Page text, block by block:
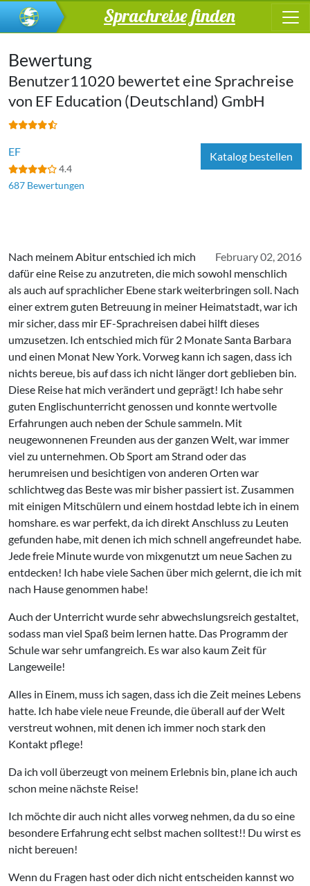
Sprachreise finden
Bewertung
Benutzer11020 bewertet eine Sprachreise
von EF Education (Deutschland) GmbH
EF
4.4
687 Bewertungen
Katalog bestellen
February 02, 2016
Nach meinem Abitur entschied ich mich
dafür eine Reise zu anzutreten, die mich sowohl menschlich
als auch auf sprachlicher Ebene stark weiterbringen soll. Nach
einer extrem guten Betreuung in meiner Heimatstadt, war ich
mir sicher, dass mir EF-Sprachreisen dabei hilft dieses
umzusetzen. Ich entschied mich für 2 Monate Santa Barbara
und einen Monat New York. Vorweg kann ich sagen, dass ich
nichts bereue, bis auf dass ich nicht länger dort geblieben bin.
Diese Reise hat mich verändert und geprägt! Ich habe sehr
guten Englischunterricht genossen und konnte wertvolle
Erfahrungen auch neben der Schule sammeln. Mit
neugewonnenen Freunden aus der ganzen Welt, war immer
viel zu unternehmen. Ob Sport am Strand oder das
herumreisen und besichtigen von anderen Orten war
schlichtweg das Beste was mir bisher passiert ist. Zusammen
mit einigen Mitschülern und einem hostdad lebte ich in einem
homshare. es war perfekt, da ich direkt Anschluss zu Leuten
gefunden habe, mit denen ich mich schnell angefreundet habe.
Jede freie Minute wurde von mixgenutzt um neue Sachen zu
entdecken! Ich habe viele Sachen über mich gelernt, die ich mit
nach Hause genommen habe!
Auch der Unterricht wurde sehr abwechslungsreich gestaltet,
sodass man viel Spaß beim lernen hatte. Das Programm der
Schule war sehr umfangreich. Es war also kaum Zeit für
Langeweile!
Alles in Einem, muss ich sagen, dass ich die Zeit meines Lebens
hatte. Ich habe viele neue Freunde, die überall auf der Welt
verstreut wohnen, mit denen ich immer noch stark den
Kontakt pflege!
Da ich voll überzeugt von meinem Erlebnis bin, plane ich auch
schon meine nächste Reise!
Ich möchte dir auch nicht alles vorweg nehmen, da du so eine
besondere Erfahrung echt selbst machen solltest!! Du wirst es
nicht bereuen!
Wenn du Fragen hast oder dich nicht entscheiden kannst wo